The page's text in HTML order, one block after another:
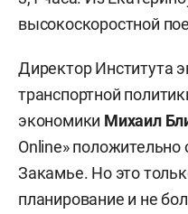
высокоскоростной
Директор Института
транспортной
экономики Михаил
Online»
Закамье. Но это
планирование и не